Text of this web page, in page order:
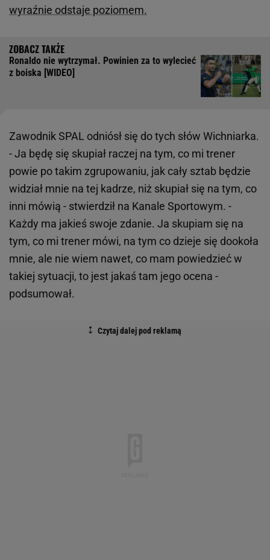
wyraźnie odstaje poziomem.
Ronaldo nie wytrzymał. Powinien za to wylecieć
z boiska [WIDEO]
Zawodnik SPAL odniósł się do tych słów Wichniarka.
- Ja będę się skupiał raczej na tym, co mi trener
powie po takim zgrupowaniu, jak cały sztab będzie
widział mnie na tej kadrze, niż skupiał się na tym, co
inni mówią - stwierdził na Kanale Sportowym. -
Każdy ma jakieś swoje zdanie. Ja skupiam się na
tym, co mi trener mówi, na tym co dzieje się dookoła
mnie, ale nie wiem nawet, co mam powiedzieć w
takiej sytuacji, to jest jakaś tam jego ocena -
podsumował.